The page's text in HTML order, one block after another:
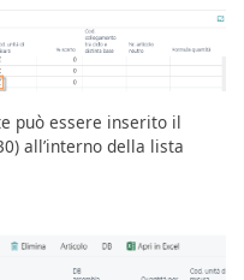
può essere inserito il
all’interno della lista